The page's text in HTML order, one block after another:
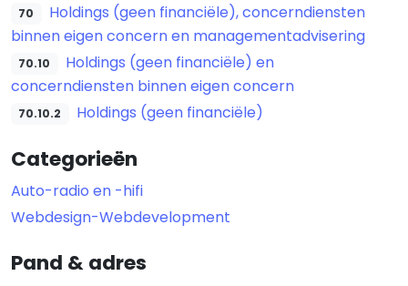
70
Holdings (geen financiële), concerndiensten
binnen eigen concern en managementadvisering
70.10
Holdings (geen financiële) en
concerndiensten binnen eigen concern
70.10.2 Holdings (geen financiële)
Categorieën
Auto-radio en -hifi
Webdesign-Webdevelopment
Pand & adres